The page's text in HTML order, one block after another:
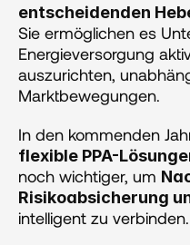
entscheidenden
Sie ermöglichen es
Energieversorgung
auszurichten,
Marktbewegungen.
In den kommenden
flexible PPA-
noch wichtiger, um
Risikoabsicherung
intelligent zu verbinden.